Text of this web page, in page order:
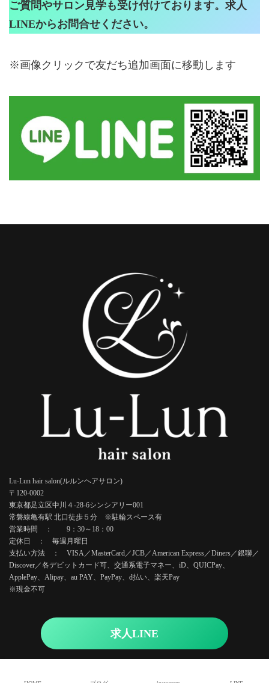
ご質問やサロン見学も受け付けております。求人
LINEからお問合せください。
※画像クリックで友だち追加画面に移動します
Lu-Lun hair salon(ルルンヘアサロン)
〒120-0002
東京都足立区中川４-28-6シンシアリー001
常磐線亀有駅 北口徒歩５分 ※駐輪スペース有
営業時間 ： 9：30～18：00
定休日 ： 毎週月曜日
支払い方法 ： VISA／MasterCard／JCB／American Express／Diners／銀聯／
Discover／各デビットカード可、交通系電子マネー、iD、QUICPay、
ApplePay、Alipay、au PAY、PayPay、d払い、楽天Pay
※現金不可
求人LINE